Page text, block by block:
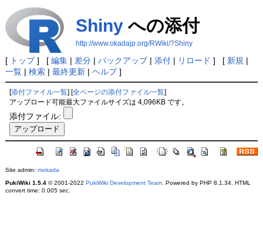
Shinyへの添付
http://www.okadajp.org/RWiki/?Shiny
[ トップ] [ 編集| 差分| バックアップ| 添付| リロード ] [ 新規 |
一覧| 検索| 最終更新| ヘルプ]
[添付ファイル一覧] [全ページの添付ファイル一覧]
アップロード可能最大ファイルサイズは 4,096KB です。
添付ファイル:
Site admin: mokada
PukiWiki 1.5.4© 2001-2022 PukiWiki Development Team. Powered by PHP 8.1.34. HTML
convert time: 0.005 sec.